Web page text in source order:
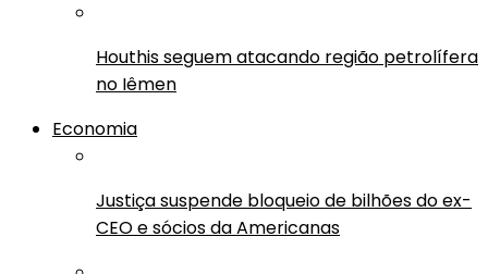
Houthis seguem atacando região petrolífera
no Iêmen
Economia
Justiça suspende bloqueio de bilhões do ex-
CEO e sócios da Americanas